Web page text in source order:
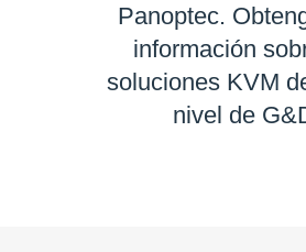
Panoptec.
información
soluciones KVM
nivel de